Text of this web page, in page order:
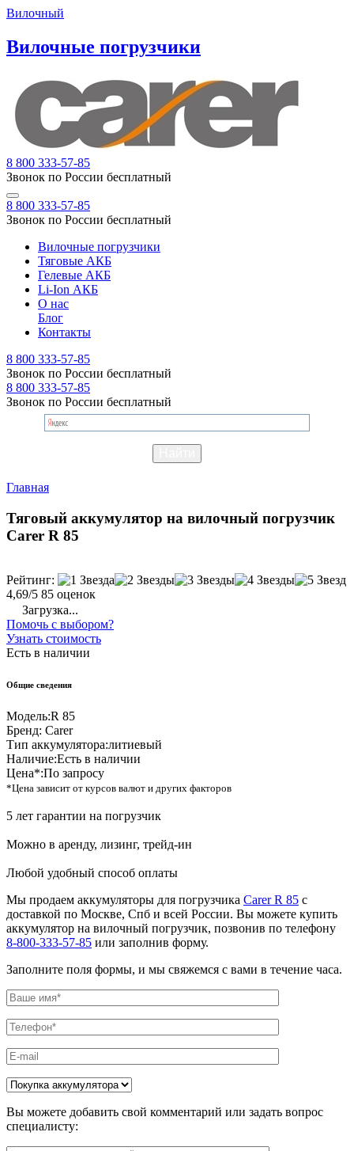
Вилочный
Вилочные погрузчики
8 800 333-57-85
Звонок по России бесплатный
8 800 333-57-85
Звонок по России бесплатный
Вилочные погрузчики
Тяговые АКБ
Гелевые АКБ
Li-Ion АКБ
О нас
Блог
Контакты
8 800 333-57-85
Звонок по России бесплатный
8 800 333-57-85
Звонок по России бесплатный
Главная
Тяговый аккумулятор на вилочный погрузчик
Carer R 85
Рейтинг:
4,69/5 85 оценок
Загрузка...
Помочь с выбором?
Узнать стоимость
Есть в наличии
Общие сведения
Модель:R 85
Бренд: Carer
Тип аккумулятора:литиевый
Наличие:Есть в наличии
Цена*:По запросу
*Цена зависит от курсов валют и других факторов
5 лет гарантии на погрузчик
Можно в аренду, лизинг, трейд-ин
Любой удобный способ оплаты
Мы продаем аккумуляторы для погрузчика Carer R 85 с
доставкой по Москве, Спб и всей России. Вы можете купить
аккумулятор на вилочный погрузчик, позвонив по телефону
8-800-333-57-85 или заполнив форму.
Заполните поля формы, и мы свяжемся с вами в течение часа.
Вы можете добавить свой комментарий или задать вопрос
специалисту: